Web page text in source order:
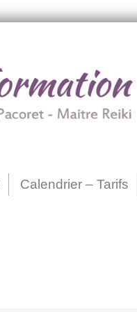
Calendrier – Tarifs